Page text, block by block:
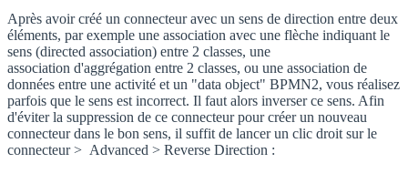
Après avoir créé un connecteuravec un sens de direction entre deux
éléments, par exemple une association avec une flèche indiquant le
sens (directed association) entre 2 classes, une
association d'aggrégation entre 2 classes, ou une association de
données entre une activité et un "data object" BPMN2, vous réalisez
parfois que le sens est incorrect. Il faut alors inverser ce sens. Afin
d'éviter la suppression de ce connecteur pour créer un nouveau
connecteur dans le bon sens, il suffit de lancer un clic droit sur le
connecteur> Advanced > Reverse Direction :